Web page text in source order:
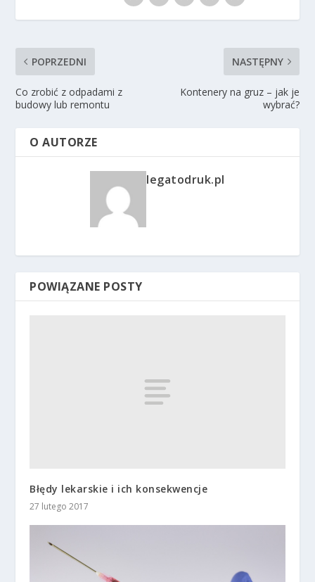
POPRZEDNI
Co zrobić z odpadami z
budowy lub remontu
NASTĘPNY
Kontenery na gruz – jak je
wybrać?
O AUTORZE
legatodruk.pl
POWIĄZANE POSTY
Błędy lekarskie i ich konsekwencje
27 lutego 2017